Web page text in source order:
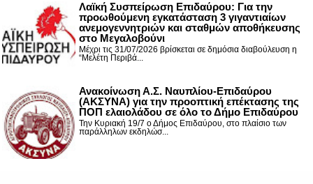
Λαϊκή Συσπείρωση Επιδαύρου: Για την
προωθούμενη εγκατάσταση 3 γιγαντιαίων
ανεμογεννητριών και σταθμών αποθήκευσης
στο Μεγαλοβούνι
Μέχρι τις 31/07/2026 βρίσκεται σε δημόσια διαβούλευση η
“Μελέτη Περιβά...
Ανακοίνωση Α.Σ. Ναυπλίου-Επιδαύρου
(ΑΚΣΥΝΑ) για την προοπτική επέκτασης της
ΠΟΠ ελαιολάδου σε όλο το Δήμο Επιδαύρου
Την Κυριακή 19/7 ο Δήμος Επιδαύρου, στο πλαίσιο των
παράλληλων εκδηλώσ...